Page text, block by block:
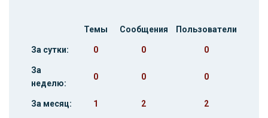
Темы Сообщения Пользователи
За сутки: 0 0 0
За
неделю:
0 0 0
За месяц: 1 2 2